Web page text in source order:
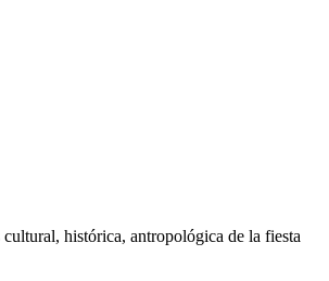
cultural, histórica, antropológica de la fiesta